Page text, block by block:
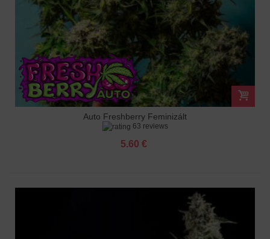
Auto Freshberry Feminizált
63 reviews
5.60 €